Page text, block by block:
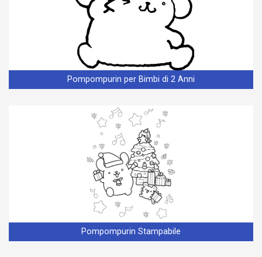
Pompompurin per Bimbi di 2 Anni
Pompompurin Stampabile